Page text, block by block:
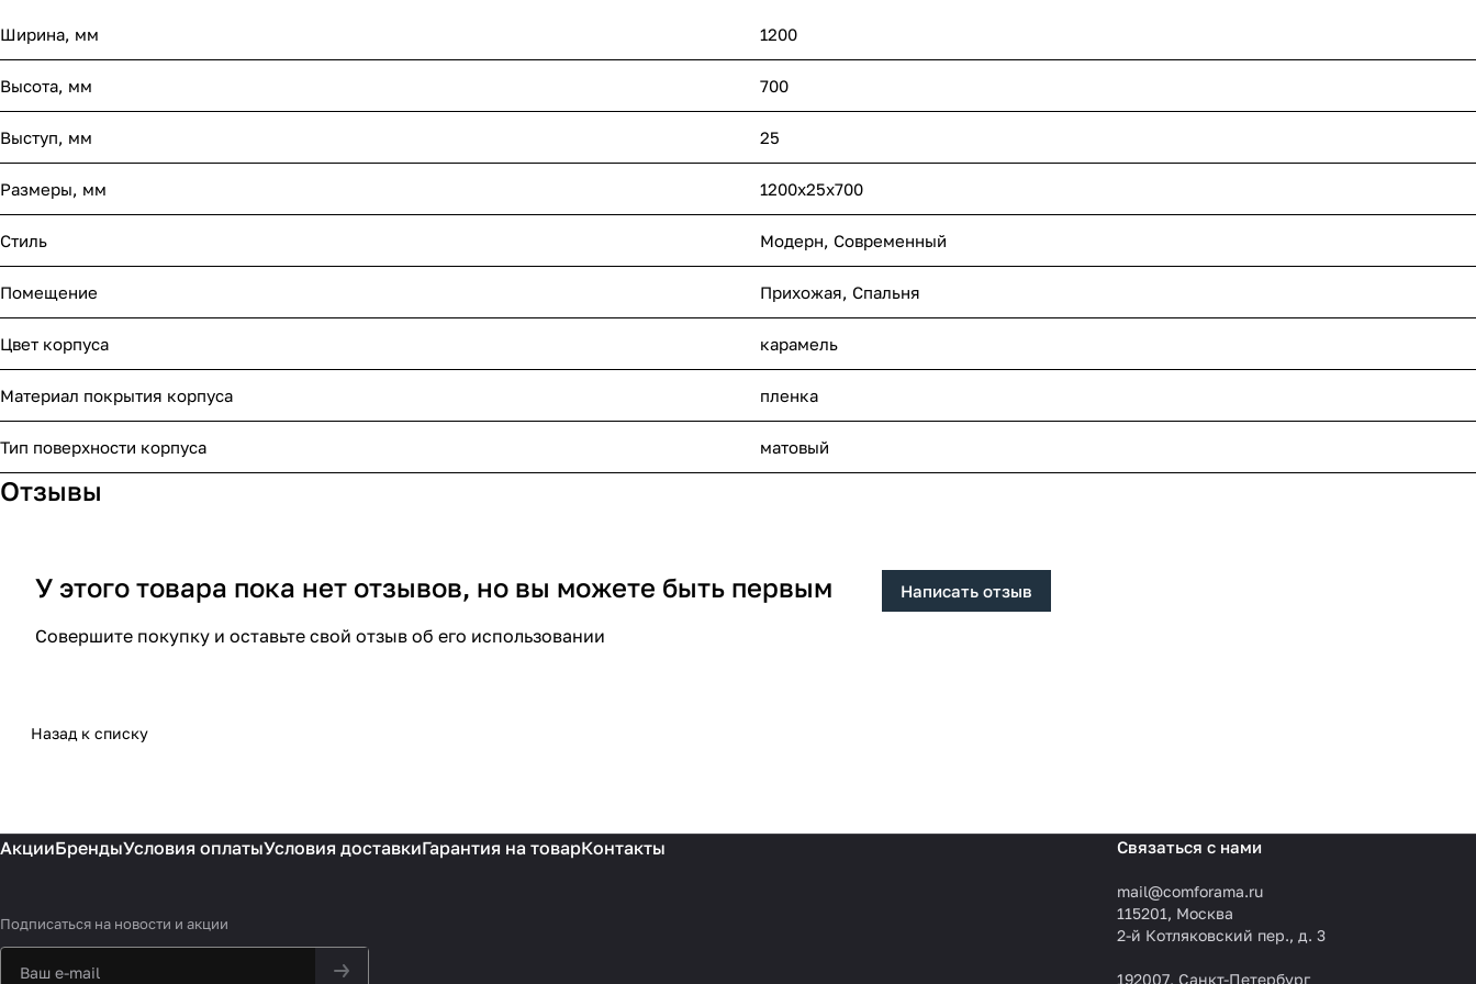
Ширина, мм 1200
Высота, мм 700
Выступ, мм 25
Размеры, мм 1200x25x700
Стиль Модерн, Современный
Помещение Прихожая, Спальня
Цвет корпуса карамель
Материал покрытия корпуса пленка
Тип поверхности корпуса матовый
Отзывы
У этого товара пока нет отзывов, но вы можете быть первым
Совершите покупку и оставьте свой отзыв об его использовании
Написать отзыв
Назад к списку
АкцииБрендыУсловия оплатыУсловия доставкиГарантия на товарКонтакты
Подписаться на новости и акции
Связаться с нами
mail@comforama.ru
115201, Москва
2-й Котляковский пер., д. 3
192007, Санкт-Петербург